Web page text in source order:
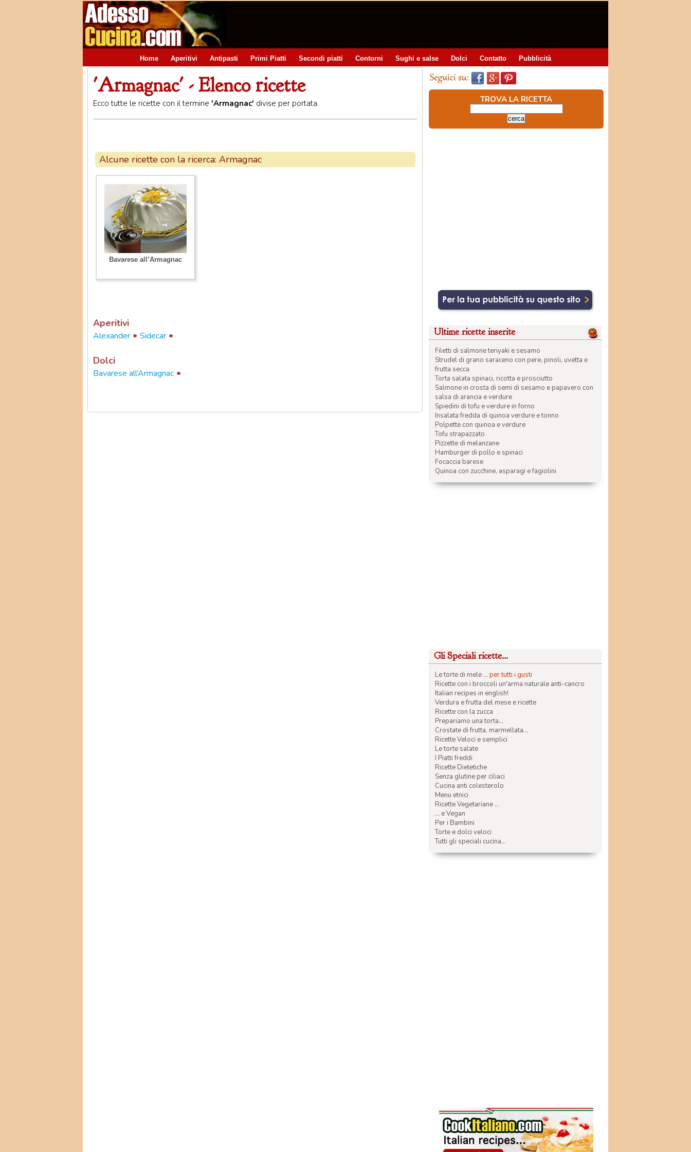
Home Aperitivi Antipasti Primi Piatti Secondi piatti Contorni Sughi e salse Dolci Contatto Pubblicità
'Armagnac' - Elenco ricette
Ecco tutte le ricette con il termine 'Armagnac' divise per portata.
Alcune ricette con la ricerca: Armagnac
Bavarese all’Armagnac
Aperitivi
Alexander • Sidecar •
Dolci
Bavarese all’Armagnac •
TROVA LA RICETTA
Ultime ricette inserite
Filetti di salmone teriyaki e sesamo
Strudel di grano saraceno con pere, pinoli, uvetta e
frutta secca
Torta salata spinaci, ricotta e prosciutto
Salmone in crosta di semi di sesamo e papavero con
salsa di arancia e verdure
Spiedini di tofu e verdure in forno
Insalata fredda di quinoa verdure e tonno
Polpette con quinoa e verdure
Tofu strapazzato
Pizzette di melanzane
Hamburger di pollo e spinaci
Focaccia barese
Quinoa con zucchine, asparagi e fagiolini
Gli Speciali ricette...
Le torte di mele ... per tutti i gusti
Ricette con i broccoli un'arma naturale anti-cancro
Italian recipes in english!
Verdura e frutta del mese e ricette
Ricette con la zucca
Prepariamo una torta...
Crostate di frutta, marmellata...
Ricette Veloci e semplici
Le torte salate
I Piatti freddi
Ricette Dietetiche
Senza glutine per ciliaci
Cucina anti colesterolo
Menu etnici
Ricette Vegetariane ...
... e Vegan
Per i Bambini
Torte e dolci veloci
Tutti gli speciali cucina...